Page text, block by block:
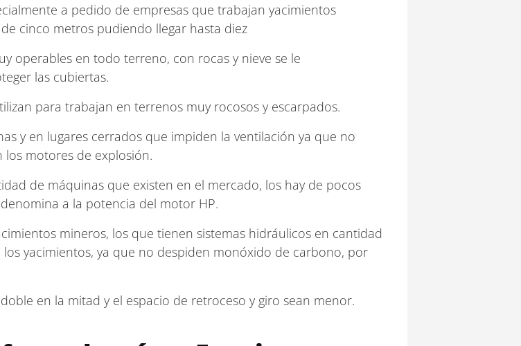
a pedido de empresas que trabajan yacimientos
cinco metros pudiendo llegar hasta diez
operables en todo terreno, con rocas y nieve se le
las cubiertas.
para trabajan en terrenos muy rocosos y escarpados.
y en lugares cerrados que impiden la ventilación ya que no
motores de explosión.
de máquinas que existen en el mercado, los hay de pocos
a la potencia del motor HP.
mineros, los que tienen sistemas hidráulicos en cantidad
yacimientos, ya que no despiden monóxido de carbono, por
en la mitad y el espacio de retroceso y giro sean menor.